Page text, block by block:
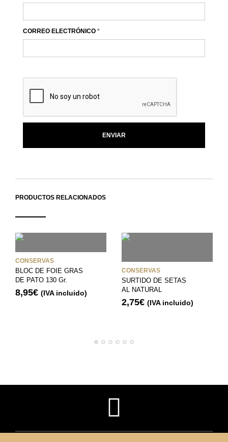
CORREO ELECTRÓNICO *
PRODUCTOS RELACIONADOS
CONSERVAS
BLOC DE FOIE GRAS
DE PATO 130 Gr.
8,95€ (IVA incluido)
CONSERVAS
SURTIDO DE SETAS
AL NATURAL
2,75€ (IVA incluido)